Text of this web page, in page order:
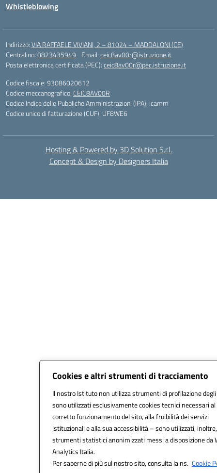
Cookies e altri strumenti di tracciamento
Il nostro Istituto non utilizza strumenti di profilazione
sono utilizzati esclusivamente cookies tecnici necessari al
corretto funzionamento del sito, alla fruibilità dei servizi
istituzionali e alla sua accessibilità – sono utilizzati, inoltre,
strumenti statistici anonimizzati messi a disposizione da
Analytics Italia.
Per saperne di più sul nostro sito, consulta la ns. Cookie
Whistleblowing
Indirizzo:VIA RAFFAELE VIVIANI, 2 – 81024 – MADDALONI (CE)
Centralino:0823435949 Email:ceic8av00r@istruzione.it
Posta elettronica certificata (PEC):ceic8av00r@pec.istruzione.it
Codice fiscale: 93086020612
Codice meccanografico: CEIC8AV00R
Codice Indice delle Pubbliche Amministrazioni (IPA): icamm
Codice unico di fatturazione (CUF): UF8WE6
Hosting & Powered by 3D Solution S.r.l.
Concept & Design by Designers Italia